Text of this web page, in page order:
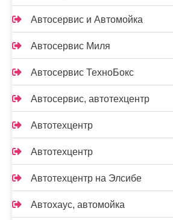
Автосервис и Автомойка
Автосервис Миля
Автосервис ТехноБокс
Автосервис, автотехцентр
Автотехцентр
Автотехцентр
Автотехцентр на Элсибе
Автохаус, автомойка